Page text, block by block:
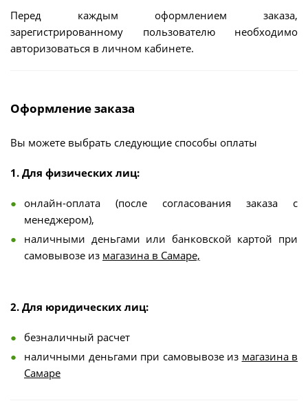
Перед каждым оформлением заказа,
зарегистрированному пользователю необходимо
авторизоваться в личном кабинете.
Оформление заказа
Вы можете выбрать следующие способы оплаты
1. Для физических лиц:
онлайн-оплата (после согласования заказа с
менеджером),
наличными деньгами или банковской картой при
самовывозе из магазина в Самаре,
2. Для юридических лиц:
безналичный расчет
наличными деньгами при самовывозе из магазина в
Самаре